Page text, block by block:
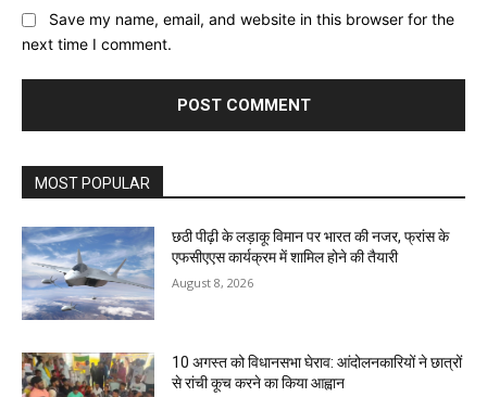
Save my name, email, and website in this browser for the
next time I comment.
MOST POPULAR
छठी पीढ़ी के लड़ाकू विमान पर भारत की नजर, फ्रांस के
एफसीएएस कार्यक्रम में शामिल होने की तैयारी
August 8, 2026
10 अगस्त को विधानसभा घेराव: आंदोलनकारियों ने छात्रों
से रांची कूच करने का किया आह्वान